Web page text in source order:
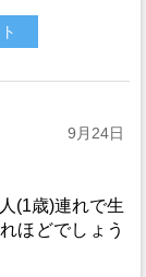
9月24日
(1歳)連れで生
ほどでしょう